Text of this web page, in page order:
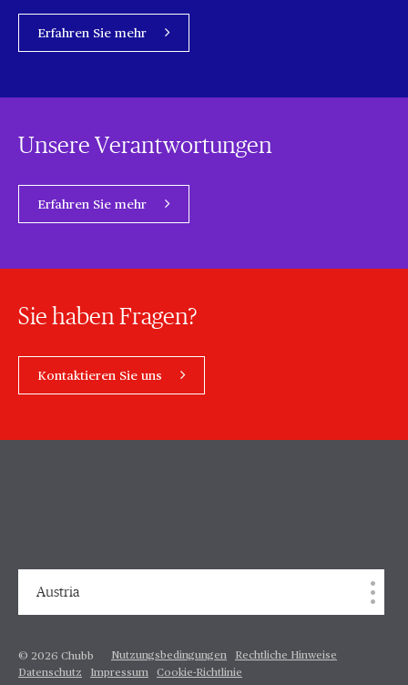
Erfahren Sie mehr
Unsere Verantwortungen
Erfahren Sie mehr
Sie haben Fragen?
Kontaktieren Sie uns
Austria
© 2026 Chubb Nutzungsbedingungen
Rechtliche Hinweise
Datenschutz
Impressum Cookie-Richtlinie